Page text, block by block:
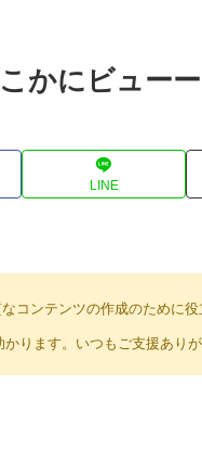
かにビュー
LINE
コンテンツの作成のために
ります。いつもご支援あり